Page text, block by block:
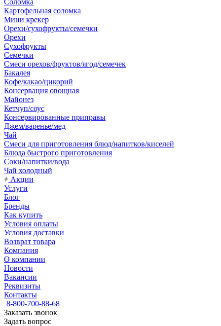
Соломка
Картофельная соломка
Мини крекер
Орехи/сухофрукты/семечки
Орехи
Сухофрукты
Семечки
Смеси орехов/фруктов/ягод/семечек
Бакалея
Кофе/какао/цикорий
Консервация овощная
Майонез
Кетчуп/соус
Консервированные приправы
Джем/варенье/мед
Чай
Смеси для приготовления блюд/напитков/киселей
Блюда быстрого приготовления
Соки/напитки/вода
Чай холодный
Акции
Услуги
Блог
Бренды
Как купить
Условия оплаты
Условия доставки
Возврат товара
Компания
О компании
Новости
Вакансии
Реквизиты
Контакты
8-800-700-88-68
Заказать звонок
Задать вопрос